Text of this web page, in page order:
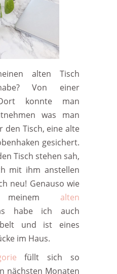
alten Tisch
Von einer
konnte man
was man
den Tisch, eine alte
gesichert.
Tisch stehen sah,
mit ihm anstellen
neu! Genauso wie
alten
habe ich auch
und ist eines
im Haus.
füllt sich so
nächsten Monaten